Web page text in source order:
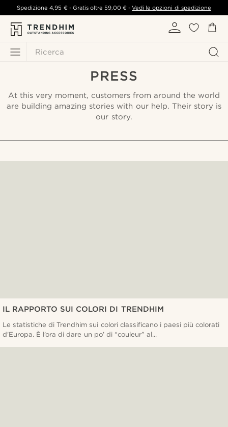
Ricerca
Spedizione4,95 €- Gratis oltre 59,00 € -Vedi le opzioni di spedizione
PRESS
At this very moment, customers from around the world
are building amazing stories with our help. Their story is
our story.
IL RAPPORTO SUI COLORI DI TRENDHIM
Le statistiche di Trendhim sui colori classificano i paesi più colorati
d’Europa. È l’ora di dare un po’ di “couleur” al...